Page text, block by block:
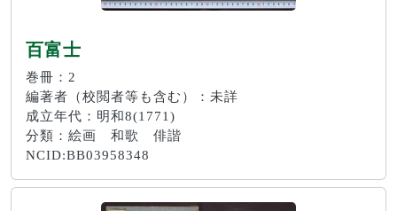
百富士
巻冊：2
編著者（校閲者等も含む）：未詳
成立年代：明和8(1771)
分類：絵画 和歌 俳諧
NCID:BB03958348